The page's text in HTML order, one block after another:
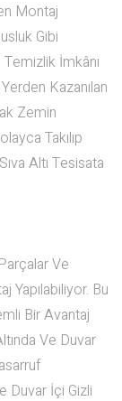
Montaj
Gibi
İmkânı
Kazanılan
Zemin
Takılıp
Altı Tesisata
Ve
Yapılabiliyor. Bu
Bir Avantaj
Ve Duvar
Duvar İçi Gizli